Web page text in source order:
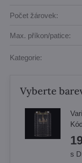
Počet žárovek:
Max. příkon/patice:
Kategorie:
Vyberte
s